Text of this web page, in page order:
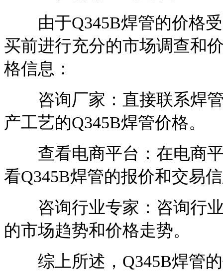
由于Q345B焊管的价格受
买前进行充分的市场调查和
格信息：
咨询厂家：直接联系焊管
产工艺的Q345B焊管价格。
查看电商平台：在电商平
看Q345B焊管的报价和交易
咨询行业专家：咨询行业
的市场趋势和价格走势。
综上所述，Q345B焊管的